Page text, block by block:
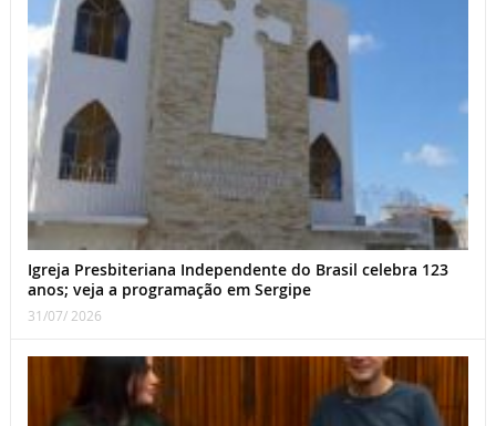
Igreja Presbiteriana Independente do Brasil celebra 123
anos; veja a programação em Sergipe
31/07/ 2026